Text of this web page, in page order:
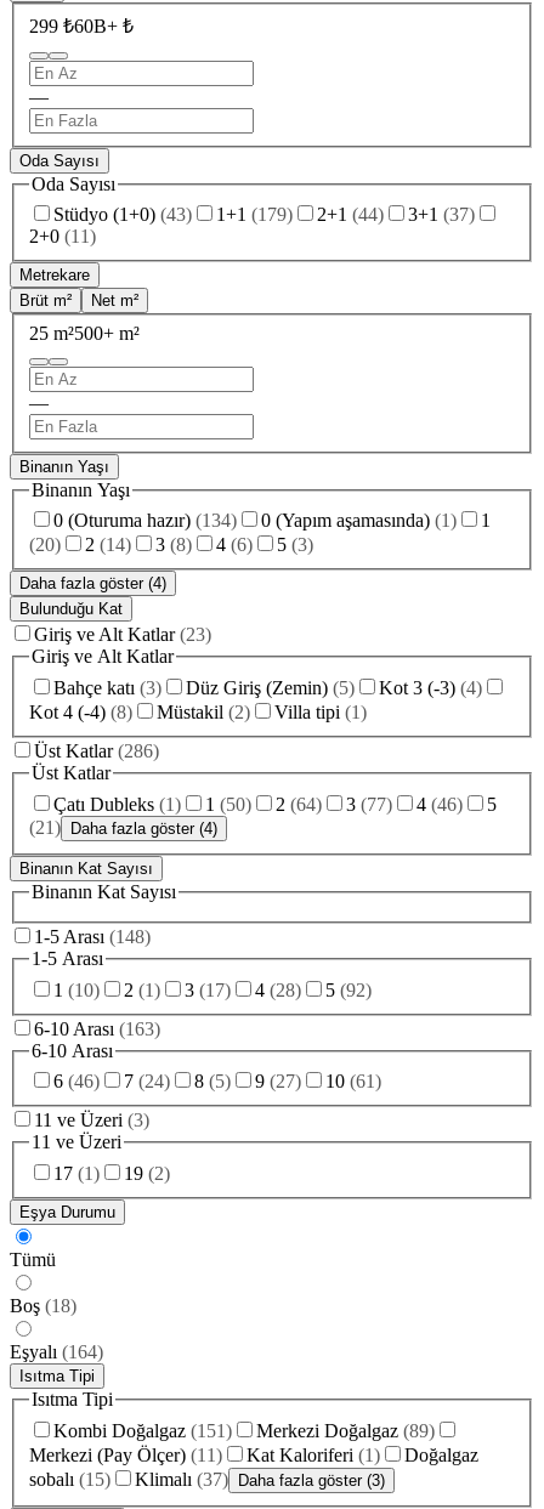
299 ₺60B+ ₺
—
Oda Sayısı
Oda Sayısı
Stüdyo (1+0) (43) 1+1 (179) 2+1 (44) 3+1 (37)
2+0 (11)
Metrekare
Brüt m²
Net m²
25 m²500+ m²
—
Binanın Yaşı
Binanın Yaşı
0 (Oturuma hazır) (134) 0 (Yapım aşamasında) (1)
1
(20) 2 (14) 3 (8) 4 (6) 5 (3)
Daha fazla göster (4)
Bulunduğu Kat
Giriş ve Alt Katlar (23)
Giriş ve Alt Katlar
Bahçe katı (3) Düz Giriş (Zemin) (5) Kot 3 (-3) (4)
Kot 4 (-4) (8) Müstakil (2) Villa tipi (1)
Üst Katlar (286)
Üst Katlar
Çatı Dubleks (1) 1 (50) 2 (64) 3 (77) 4 (46)
5
(21) Daha fazla göster (4)
Binanın Kat Sayısı
Binanın Kat Sayısı
1-5 Arası (148)
1-5 Arası
1 (10) 2 (1) 3 (17) 4 (28) 5 (92)
6-10 Arası (163)
6-10 Arası
6 (46) 7 (24) 8 (5) 9 (27) 10 (61)
11 ve Üzeri (3)
11 ve Üzeri
17 (1) 19 (2)
Eşya Durumu
Tümü
Boş (18)
Eşyalı (164)
Isıtma Tipi
Isıtma Tipi
Kombi Doğalgaz (151) Merkezi Doğalgaz (89)
Merkezi (Pay Ölçer) (11) Kat Kaloriferi (1)
Doğalgaz
sobalı (15) Klimalı (37) Daha fazla göster (3)